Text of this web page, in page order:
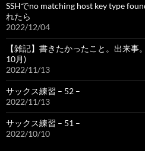
SSHでno matching host key type
れたら
2022/12/04
【雑記】書きたかったこと。出来事
10月)
2022/11/13
サックス練習 – 52 –
2022/11/13
サックス練習 – 51 –
2022/10/10